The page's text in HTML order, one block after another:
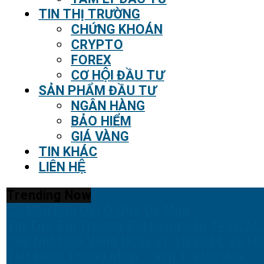
TIN THỊ TRƯỜNG
CHỨNG KHOÁN
CRYPTO
FOREX
CƠ HỘI ĐẦU TƯ
SẢN PHẨM ĐẦU TƯ
NGÂN HÀNG
BẢO HIỂM
GIÁ VÀNG
TIN KHÁC
LIÊN HỆ